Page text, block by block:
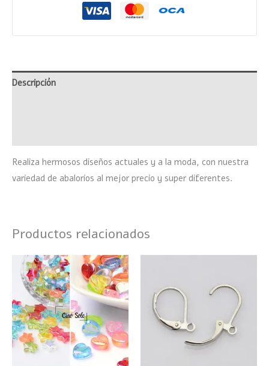
Descripción
Realiza hermosos diseños actuales y a la moda, con nuestra
variedad de abalorios al mejor precio y super diferentes.
Productos relacionados
Este
producto
tiene
múltiples
variantes.
Las
opciones